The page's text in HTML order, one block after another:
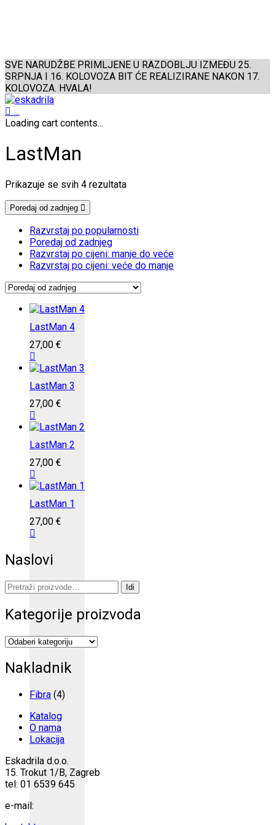
SVE NARUDŽBE PRIMLJENE U RAZDOBLJU IZMEĐU 25.
SRPNJA I 16. KOLOVOZA BIT ĆE REALIZIRANE NAKON 17.
KOLOVOZA. HVALA!
…
Loading cart contents...
LastMan
Prikazuje se svih 4 rezultataPoredano
Poredaj od zadnjeg
Razvrstaj po popularnosti
Poredaj od zadnjeg
Razvrstaj po cijeni: manje do veće
Razvrstaj po cijeni: veće do manje
LastMan 4
27,00 €
LastMan 3
27,00 €
LastMan 2
27,00 €
LastMan 1
27,00 €
Naslovi
Pretraži: Idi
Kategorije proizvoda
Nakladnik
Fibra (4)
Katalog
O nama
Lokacija
Eskadrila d.o.o.
15. Trokut 1/B, Zagreb
tel: 01 6539 645
e-mail: